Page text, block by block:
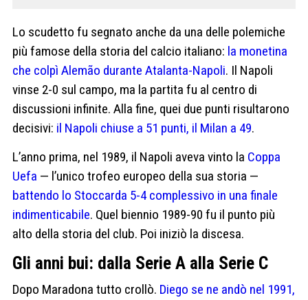
Lo scudetto fu segnato anche da una delle polemiche
più famose della storia del calcio italiano: la monetina
che colpì Alemão durante Atalanta-Napoli. Il Napoli
vinse 2-0 sul campo, ma la partita fu al centro di
discussioni infinite. Alla fine, quei due punti risultarono
decisivi: il Napoli chiuse a 51 punti, il Milan a 49.
L’anno prima, nel 1989, il Napoli aveva vinto la Coppa
Uefa — l’unico trofeo europeo della sua storia —
battendo lo Stoccarda 5-4 complessivo in una finale
indimenticabile. Quel biennio 1989-90 fu il punto più
alto della storia del club. Poi iniziò la discesa.
Gli anni bui: dalla Serie A alla Serie C
Dopo Maradona tutto crollò. Diego se ne andò nel 1991,